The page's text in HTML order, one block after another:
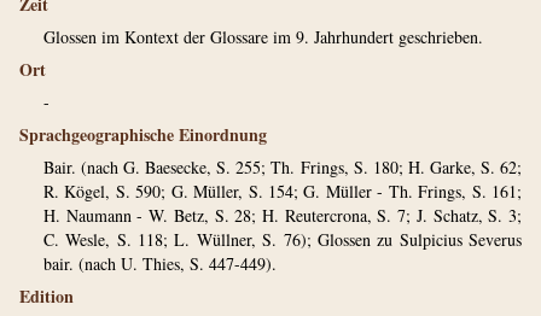
Glossen im Kontext der Glossare im 9. Jahrhundert geschrieben.
Ort
-
Sprachgeographische Einordnung
Bair. (nach G. Baesecke, S. 255; Th. Frings, S. 180; H. Garke, S. 62;
R. Kögel, S. 590; G. Müller, S. 154; G. Müller - Th. Frings, S. 161;
H. Naumann - W. Betz, S. 28; H. Reutercrona, S. 7; J. Schatz, S. 3;
C. Wesle, S. 118; L. Wüllner, S. 76); Glossen zu Sulpicius Severus
bair. (nach U. Thies, S. 447-449).
Edition